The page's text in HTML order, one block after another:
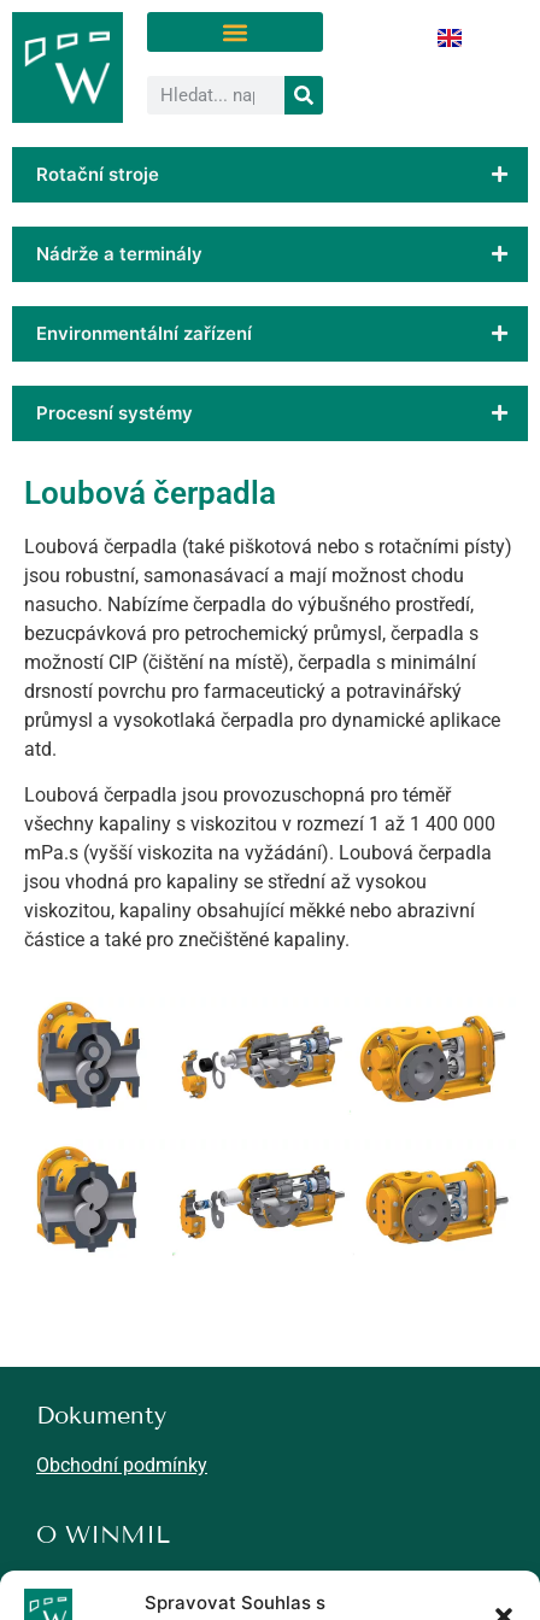
Spravovat Souhlas s
Rotační stroje
Nádrže a terminály
Environmentální zařízení
Procesní systémy
Loubová čerpadla
Loubová čerpadla (také piškotová nebo s rotačními písty)
jsou robustní, samonasávací a mají možnost chodu
nasucho. Nabízíme čerpadla do výbušného prostředí,
bezucpávková pro petrochemický průmysl, čerpadla s
možností CIP (čištění na místě), čerpadla s minimální
drsností povrchu pro farmaceutický a potravinářský
průmysl a vysokotlaká čerpadla pro dynamické aplikace
atd.
Loubová čerpadla jsou provozuschopná pro téměř
všechny kapaliny s viskozitou v rozmezí 1 až 1 400 000
mPa.s (vyšší viskozita na vyžádání). Loubová čerpadla
jsou vhodná pro kapaliny se střední až vysokou
viskozitou, kapaliny obsahující měkké nebo abrazivní
částice a také pro znečištěné kapaliny.
Dokumenty
Obchodní podmínky
O WINMIL
Novinky
Kariéra